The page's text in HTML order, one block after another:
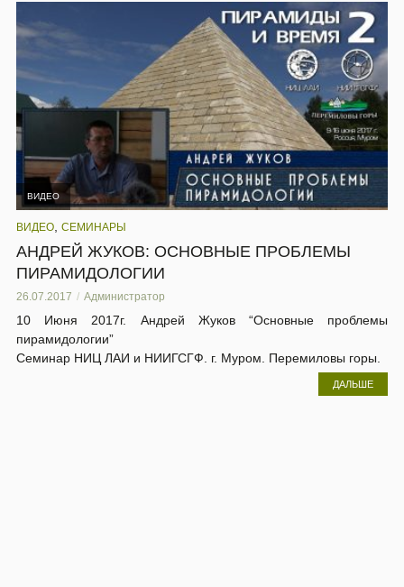
ВИДЕО
ВИДЕО СЕМИНАРЫ
АНДРЕЙ ЖУКОВ: ОСНОВНЫЕ ПРОБЛЕМЫ
ПИРАМИДОЛОГИИ
26.07.2017 Администратор
10 Июня 2017г. Андрей Жуков “Основные проблемы
пирамидологии”
Семинар НИЦ ЛАИ и НИИГСГФ. г. Муром. Перемиловы горы.
ДАЛЬШЕ